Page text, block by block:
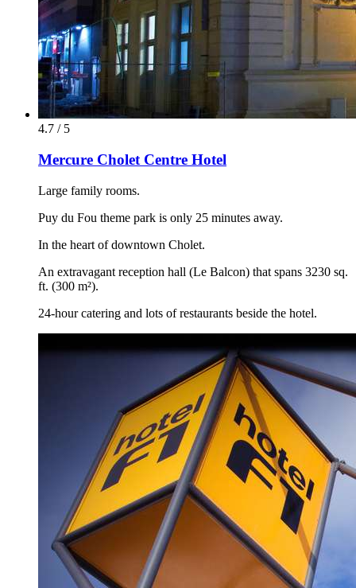
4.7 / 5
Mercure Cholet Centre Hotel
Large family rooms.
Puy du Fou theme park is only 25 minutes away.
In the heart of downtown Cholet.
An extravagant reception hall (Le Balcon) that spans 3230 sq.
ft. (300 m²).
24-hour catering and lots of restaurants beside the hotel.